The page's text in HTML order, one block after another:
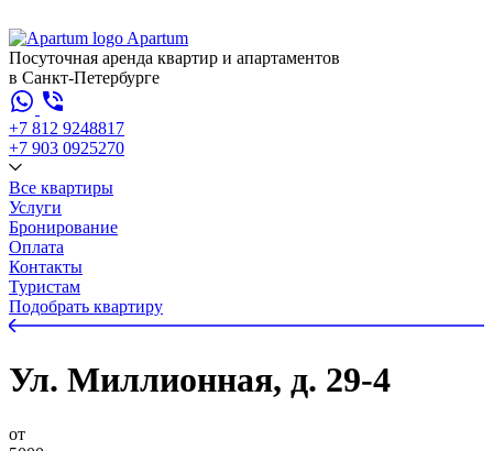
Apartum
Посуточная аренда квартир и апартаментов
в Санкт-Петербурге
+7 812 9248817
+7 903 0925270
Все квартиры
Услуги
Бронирование
Оплата
Контакты
Туристам
Подобрать квартиру
Ул. Миллионная, д. 29-4
от